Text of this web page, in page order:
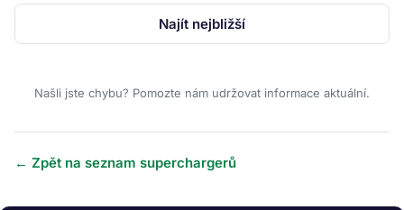
Najít nejbližší
Našli jste chybu? Pomozte nám udržovat informace aktuální.
← Zpět na seznam superchargerů